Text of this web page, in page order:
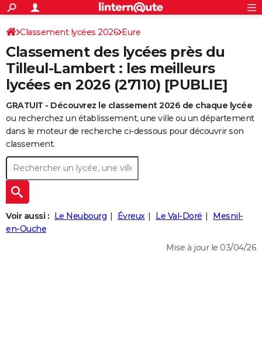
ACTUALITÉS
Politique
Société
Faits Divers
Education
Monde
Villes
+
SPORT
Coupe du monde 2026
Football
Tennis
Cyclisme
Rugby
Forum
CULTURE
Programme TV
TNT
Streaming
Cinéma
Sorties cinéma
Musique
+FINANCE
Retraite
Impôts
Epargne
Immobilier
Risques naturels par ville
Banque
Assurance
Crédit
AUTO
Essais
Réserver un essai
Citadines
Berlines
SUV
Forum auto
+
HIGH-TECH
BRICOLAGE
Forum
Aménagement intérieur
Extérieur
Cuisine
Salle de bains
Jardinage
Rangement
+WEEK-END
Guides de France
Escapades
Patrimoine
Expositions
Musées
Week-end nature
+
LIFESTYLE
Art de vivre
Bien-être
Loisirs
Mode
Modes de vie
+SANTE
S'inscrire
Connexion
Classement lycées 2026 Eure
Classement des lycées près du
Tilleul-Lambert : les meilleurs
lycées en 2026 (27110) [PUBLIE]
GRATUIT - Découvrez le classement 2026 de chaque lycée
ou recherchez un établissement, une ville ou un département
dans le moteur de recherche ci-dessous pour découvrir son
classement.
Voir aussi : Le Neubourg Évreux Le Val-Doré
Mesnil-
en-Ouche
Mise à jour le 03/04/26